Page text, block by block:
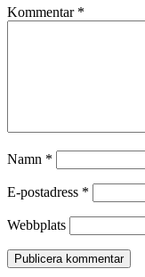
Kommentar *
Namn *
E-postadress *
Webbplats